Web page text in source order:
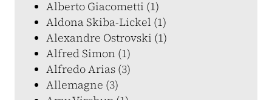
Alberto Giacometti (1)
Aldona Skiba-Lickel (1)
Alexandre Ostrovski (1)
Alfred Simon (1)
Alfredo Arias (3)
Allemagne (3)